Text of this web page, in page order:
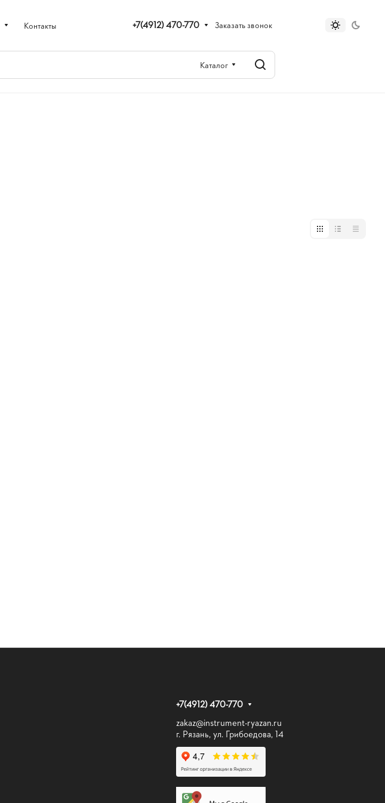
Контакты +7(4912) 470-770 Заказать звонок
Каталог
+7(4912) 470-770
zakaz@instrument-ryazan.ru
г. Рязань, ул. Грибоедова, 14